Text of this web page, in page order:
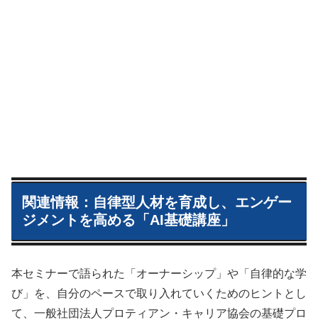
関連情報：自律型人材を育成し、エンゲー
ジメントを高める「AI基礎講座」
本セミナーで語られた「オーナーシップ」や「自律的な学
び」を、自分のペースで取り入れていくためのヒントとし
て、一般社団法人プロティアン・キャリア協会の基礎プロ